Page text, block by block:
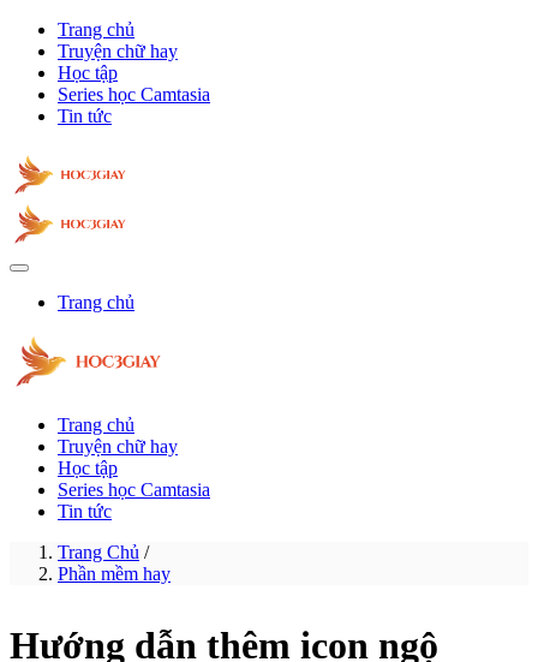
Trang chủ
Truyện chữ hay
Học tập
Series học Camtasia
Tin tức
Trang chủ
Trang chủ
Truyện chữ hay
Học tập
Series học Camtasia
Tin tức
Trang Chủ /
Phần mềm hay
Hướng dẫn thêm icon ngộ